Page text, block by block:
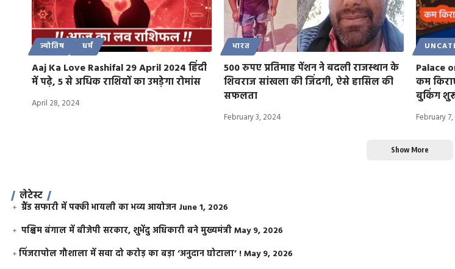
ज्योतिष धर्म
Aaj Ka Love Rashifal 29 April 2024 हिंदी
में पढ़े, 5 से अधिक राशियों का उमड़ेगा रोमांस
April 28, 2024
भारत
500 रुपए प्रतिमाह पेंशन ने बदली राजस्थान के
शिवराज सांखला की जिंदगी, ऐसे हासिल की
सफलता
February 3, 2024
Palace
कम
बुकिंग
February
Show More
लेटेस्ट
ग्रैंड सफारी में पक्की भायली का भव्य आयोजन June 1, 2026
पश्चिम बंगाल में बीजेपी सरकार, शुभेंदु अधिकारी बने मुख्यमंत्रीMay 9, 2026
​पिंजरापोल गौशाला में सवा दो करोड़ का बड़ा ‘अनुदान घोटाला’ !May 9, 2026